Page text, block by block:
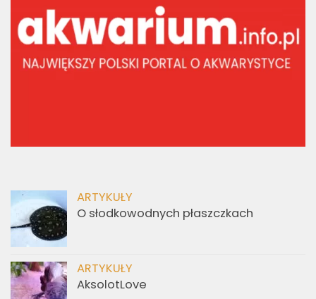
ARTYKUŁY
O słodkowodnych płaszczkach
ARTYKUŁY
AksolotLove